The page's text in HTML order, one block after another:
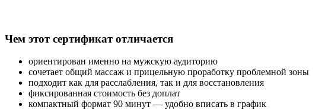
Чем этот сертификат отличается
ориентирован именно на мужскую аудиторию
сочетает общий массаж и прицельную проработку проблемной зоны
подходит как для расслабления, так и для восстановления
фиксированная стоимость без доплат
компактный формат 90 минут — удобно вписать в график